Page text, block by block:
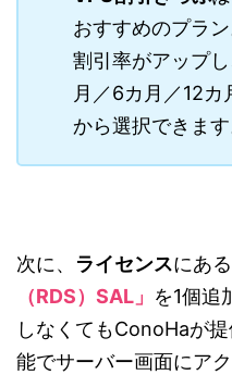
おすすめのプラ
割引率がアップ
月／6カ月／12
から選択できます
次に、 ライセンスにある
（RDS）SAL」 を1個追
しなくてもConoHaが
能でサーバー画面にア